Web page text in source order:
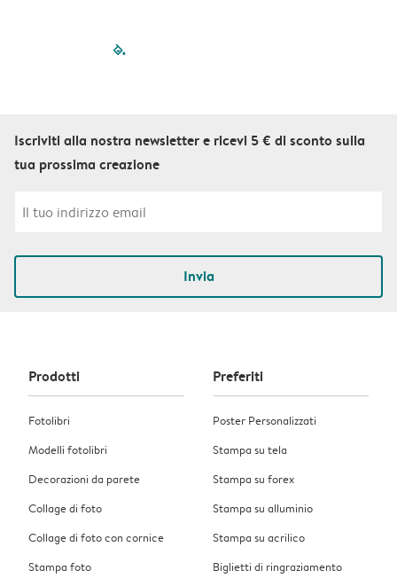
filled-pagination
Iscriviti alla nostra newsletter e ricevi 5 € di sconto sulla
tua prossima creazione
Invia
Prodotti
Fotolibri
Modelli fotolibri
Decorazioni da parete
Collage di foto
Collage di foto con cornice
Stampa foto
Preferiti
Poster Personalizzati
Stampa su tela
Stampa su forex
Stampa su alluminio
Stampa su acrilico
Biglietti di ringraziamento